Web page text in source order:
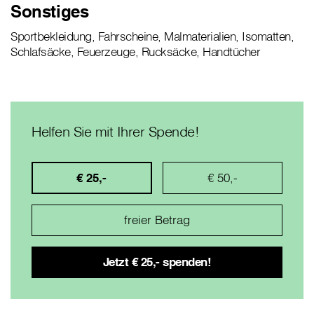
Sonstiges
Sportbekleidung, Fahrscheine, Malmaterialien, Isomatten,
Schlafsäcke, Feuerzeuge, Rucksäcke, Handtücher
Helfen Sie mit Ihrer Spende!
€ 25,- € 50,-